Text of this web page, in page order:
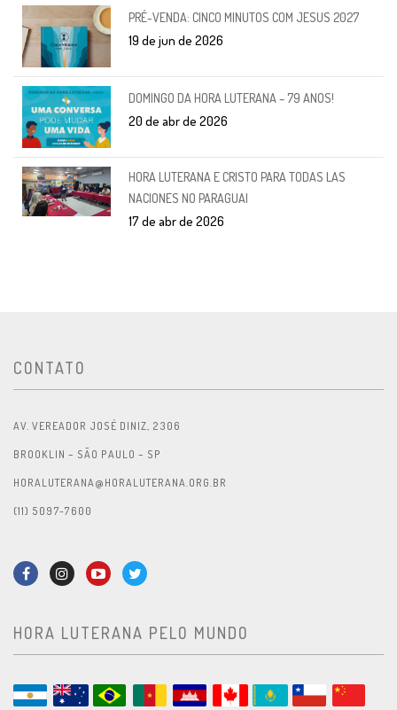
PRÉ-VENDA: CINCO MINUTOS COM JESUS 2027
19 de jun de 2026
DOMINGO DA HORA LUTERANA – 79 ANOS!
20 de abr de 2026
HORA LUTERANA E CRISTO PARA TODAS LAS
NACIONES NO PARAGUAI
17 de abr de 2026
CONTATO
AV. VEREADOR JOSÉ DINIZ, 2306
BROOKLIN – SÃO PAULO – SP
HORALUTERANA@HORALUTERANA.ORG.BR
(11) 5097-7600
HORA LUTERANA PELO MUNDO